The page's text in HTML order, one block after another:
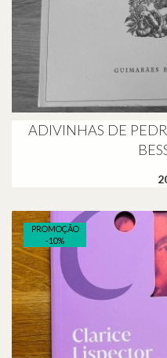
ADIVINHAS DE
PROMOÇÃO
-10%